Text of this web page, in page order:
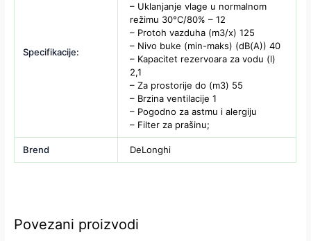
Specifikacije:
– Uklanjanje vlage u normalnom
režimu 30°C/80% – 12
– Protoh vazduha (m3/x) 125
– Nivo buke (min-maks) (dB(A)) 40
– Kapacitet rezervoara za vodu (l)
2,1
– Za prostorije do (m3) 55
– Brzina ventilacije 1
– Pogodno za astmu i alergiju
– Filter za prašinu;
Brend DeLonghi
Povezani proizvodi